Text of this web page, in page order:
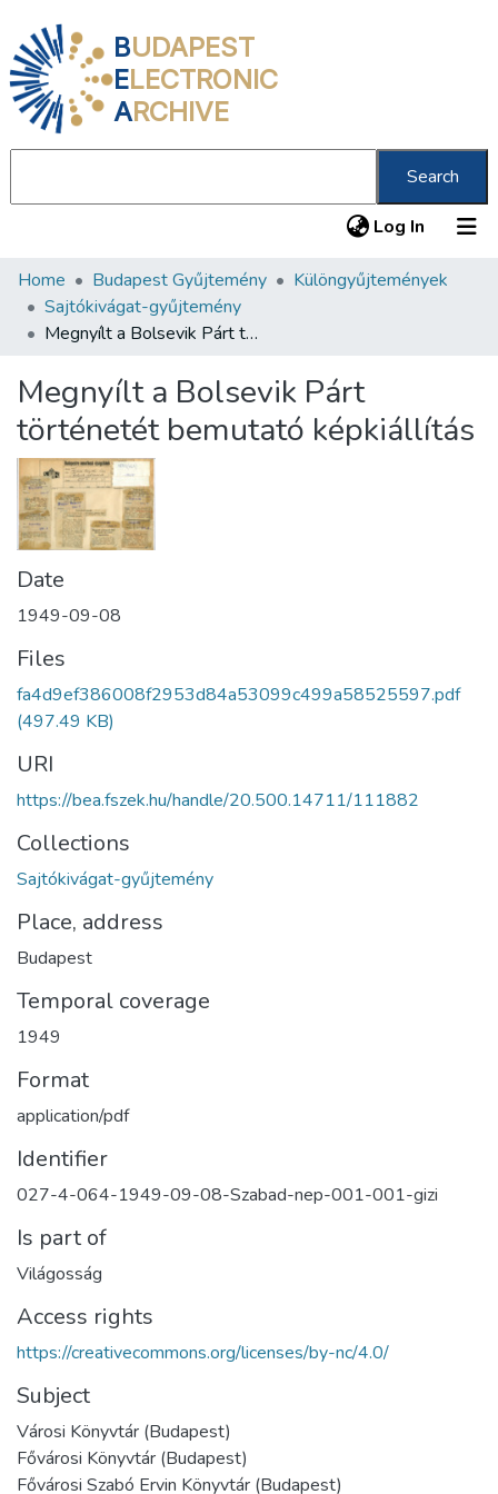
BUDAPEST
ELECTRONIC
ARCHIVE
Search
Log In (current)
Communities & Collections
All of DSpace
About us
Home Budapest Gyűjtemény
Különgyűjtemények
Sajtókivágat-gyűjtemény
Megnyílt a Bolsevik Párt történetét bemutató képkiállítás
Megnyílt a Bolsevik Párt
történetét bemutató képkiállítás
Date
1949-09-08
Files
fa4d9ef386008f2953d84a53099c499a58525597.pdf
(497.49 KB)
URI
https://bea.fszek.hu/handle/20.500.14711/111882
Collections
Sajtókivágat-gyűjtemény
Place, address
Budapest
Temporal coverage
1949
Format
application/pdf
Identifier
027-4-064-1949-09-08-Szabad-nep-001-001-gizi
Is part of
Világosság
Access rights
https://creativecommons.org/licenses/by-nc/4.0/
Subject
Városi Könyvtár (Budapest)
Fővárosi Könyvtár (Budapest)
Fővárosi Szabó Ervin Könyvtár (Budapest)